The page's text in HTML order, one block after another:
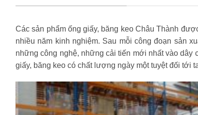
Các sản phẩm ống giấy, băng keo Châu Thành
nhiều năm kinh nghiệm. Sau mỗi công đoạn sản
những công nghệ, những cải tiến mới nhất vào dây
giấy, băng keo có chất lượng ngày một tuyệt đối tới